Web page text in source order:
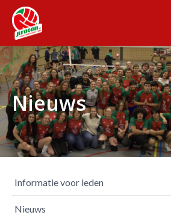
Nieuws
Informatie voor leden
Nieuws